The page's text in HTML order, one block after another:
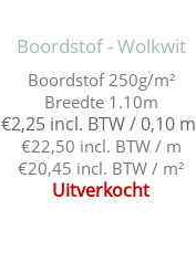
Boordstof - Wolkwit
Boordstof 250g/m²
Breedte 1.10m
€2,25 incl. BTW / 0,10 m
€22,50 incl. BTW / m
€20,45 incl. BTW / m²
Uitverkocht